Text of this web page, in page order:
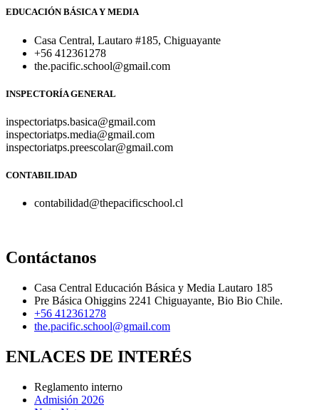
EDUCACIÓN BÁSICA Y MEDIA
Casa Central, Lautaro #185, Chiguayante
+56 412361278
the.pacific.school@gmail.com
INSPECTORÍA GENERAL
inspectoriatps.basica@gmail.com
inspectoriatps.media@gmail.com
inspectoriatps.preescolar@gmail.com
CONTABILIDAD
contabilidad@thepacificschool.cl
Contáctanos
Casa Central Educación Básica y Media Lautaro 185
Pre Básica Ohiggins 2241 Chiguayante, Bio Bio Chile.
+56 412361278
the.pacific.school@gmail.com
ENLACES DE INTERÉS
Reglamento interno
Admisión 2026